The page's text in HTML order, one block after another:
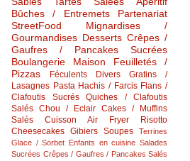
Bûches / Entremets
Partenariat
StreetFood
Mignardises /
Gourmandises Desserts Crêpes /
Gaufres / Pancakes Sucrées
Boulangerie Maison
Feuilletés /
Pizzas
Féculents Divers
Gratins /
Lasagnes Pasta Hachis / Farcis Flans /
Clafoutis Sucrés
Quiches / Clafoutis
Salés Chou / Eclair Cakes / Muffins
Salés
Cuisson Air Fryer
Risotto
Cheesecakes Gibiers Soupes
Terrines
Glace / Sorbet Enfants en cuisine Salades
Sucrées Crêpes / Gaufres / Pancakes Salés